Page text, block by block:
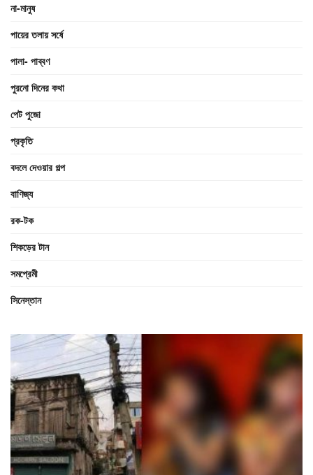
না-মানুষ
পায়ের তলায় সর্ষে
পালা- পাব্বণ
পুরনো দিনের কথা
পেট পুজো
প্রকৃতি
বদলে দেওয়ার গল্প
বাণিজ্য
রক-টক
শিকড়ের টান
সমপ্রেমী
সিনেস্তান